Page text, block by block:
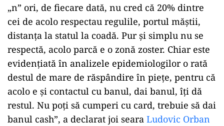
„n” ori, de fiecare dată, nu cred că 20% dintre
cei de acolo respectau regulile, portul măştii,
distanţa la statul la coadă. Pur şi simplu nu se
respectă, acolo parcă e o zonă zoster. Chiar este
evidenţiată în analizele epidemiologilor o rată
destul de mare de răspândire în pieţe, pentru că
acolo e şi contactul cu banul, dai banul, îţi dă
restul. Nu poţi să cumperi cu card, trebuie să dai
banul cash”, a declarat joi seara Ludovic Orban